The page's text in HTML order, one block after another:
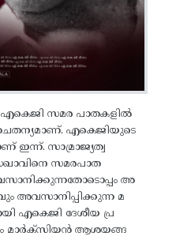
സമര പാതകളിൽ
എകെജിയുടെ
ഇന്ന്. സാമ്രാജ്യത്വ
സമരപാത
അ
അവസാനിപ്പിക്കുന്ന മ
എകെജി ദേശീയ പ്ര
മാർക്സിയൻ ആശയങ്ങ